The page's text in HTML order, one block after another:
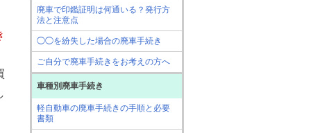
廃車で印鑑証明は何通いる？発行方
法と注意点
◯◯を紛失した場合の廃車手続き
ご自分で廃車手続きをお考えの方へ
車種別廃車手続き
軽自動車の廃車手続きの手順と必要
書類